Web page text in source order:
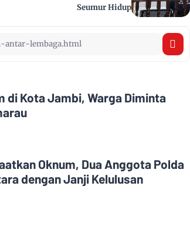
Seumur Hidup
di Kota Jambi, Warga Diminta
Oknum, Dua Anggota Polda
dengan Janji Kelulusan